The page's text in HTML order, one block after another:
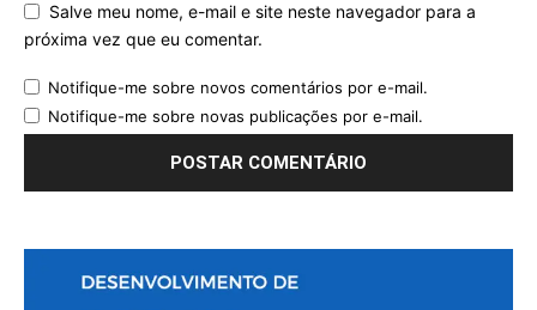
Salve meu nome, e-mail e site neste navegador para a
próxima vez que eu comentar.
Notifique-me sobre novos comentários por e-mail.
Notifique-me sobre novas publicações por e-mail.